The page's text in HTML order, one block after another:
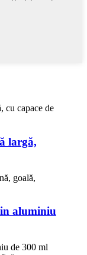
largă,
aluminiu